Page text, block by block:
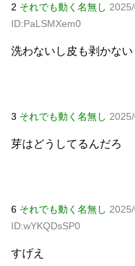
パチンコ京楽産業に譲渡
元AKB社長、22億円申
Powered by livedoor
2 それでも動く名無し
ID:PaLSMXem0
洗わないし皮も剥かない
3 それでも動く名無し
芽はどうしてるんだろ
6 それでも動く名無し
ID:wYKQDsSP0
すげえ